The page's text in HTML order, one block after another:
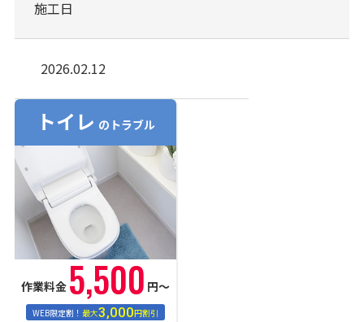
施工日
2026.02.12
トイレ のトラブル
作業料金 5,500 円〜
WEB限定割！最大3,000円割引